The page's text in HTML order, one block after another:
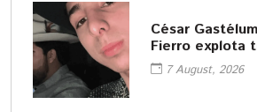
César
Fierro explota
señalado
asesinato
7 August, 2026